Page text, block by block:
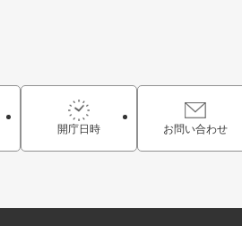
開庁日時 お問い合わせ